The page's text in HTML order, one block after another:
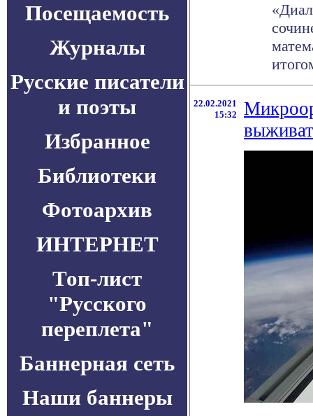
Посещаемость
Журналы
Русские писатели
и поэты
Избранное
Библиотеки
Фотоархив
ИНТЕРНЕТ
Топ-лист
"Русского
переплета"
Баннерная сеть
Наши баннеры
22.02.2021
15:32